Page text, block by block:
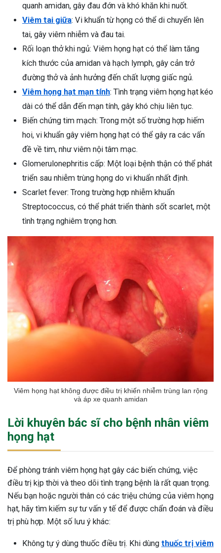
Sau Sinh Có Tự Khỏi
Thông Tin Cần Biết
sau sinh là tình trạng viêm da
phổ biến, khiến đôi bàn tay,
của chị em trở nên khô...
quanh amidan, gây đau đớn và khó khăn khi nuốt.
Viêm tai giữa: Vi khuẩn từ họng có thể di chuyển lên
tai, gây viêm nhiễm và đau tai.
Rối loạn thở khi ngủ: Viêm họng hạt có thể làm tăng
kích thước của amidan và hạch lymph, gây cản trở
đường thở và ảnh hưởng đến chất lượng giấc ngủ.
Viêm họng hạt mạn tính: Tình trạng viêm họng hạt kéo
dài có thể dẫn đến mạn tính, gây khó chịu liên tục.
Biến chứng tim mạch: Trong một số trường hợp hiếm
hoi, vi khuẩn gây viêm họng hạt có thể gây ra các vấn
đề về tim, như viêm nội tâm mạc.
Glomerulonephritis cấp: Một loại bệnh thận có thể phát
triển sau nhiễm trùng họng do vi khuẩn nhất định.
Scarlet fever: Trong trường hợp nhiễm khuẩn
Streptococcus, có thể phát triển thành sốt scarlet, một
tình trạng nghiêm trọng hơn.
Viêm họng hạt không được điều trị khiến nhiễm trùng lan rộng
và áp xe quanh amidan
Lời khuyên bác sĩ cho bệnh nhân viêm
họng hạt
Để phòng tránh viêm họng hạt gây các biến chứng, việc
điều trị kịp thời và theo dõi tình trạng bệnh là rất quan trọng.
Nếu bạn hoặc người thân có các triệu chứng của viêm họng
hạt, hãy tìm kiếm sự tư vấn y tế để được chẩn đoán và điều
trị phù hợp. Một số lưu ý khác:
Không tự ý dùng thuốc điều trị. Khi dùng thuốc trị viêm